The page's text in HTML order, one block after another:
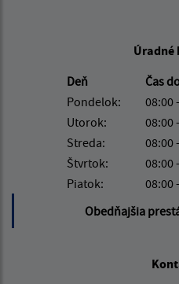
Úradné
Deň
Čas
Pondelok:
08:00
Utorok:
08:00
Streda:
08:00
Štvrtok:
08:00
Piatok:
08:00
Obedňajšia